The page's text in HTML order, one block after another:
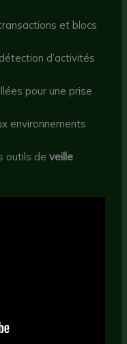
et blocs
d’activités
pour une prise
environnements
outils deveille